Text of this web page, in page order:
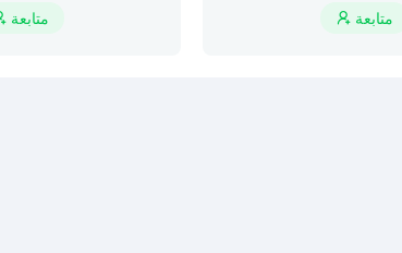
متابعة  متابعة